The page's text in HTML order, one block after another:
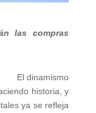
las compras
El dinamismo
historia, y
ya se refleja